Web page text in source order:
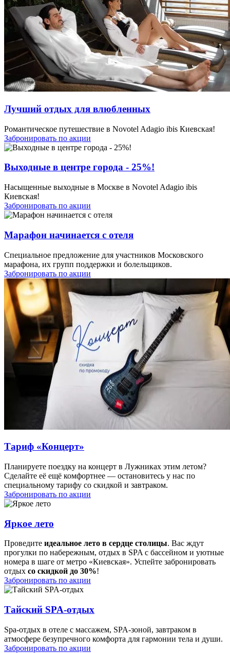
Лучший отдых для влюбленных
Романтическое путешествие в Novotel Adagio ibis Киевская!
Забронировать по акции
Выходные в центре города - 25%!
Насыщенные выходные в Москве в Novotel Adagio ibis
Киевская!
Забронировать по акции
Марафон начинается с отеля
Специальное предложение для участников Московского
марафона, их групп поддержки и болельщиков.
Забронировать по акции
Тариф «Концерт»
Планируете поездку на концерт в Лужниках этим летом?
Сделайте её ещё комфортнее — остановитесь у нас по
специальному тарифу со скидкой и завтраком.
Забронировать по акции
Яркое лето
Проведите идеальное лето в сердце столицы. Вас ждут
прогулки по набережным, отдых в SPA с бассейном и уютные
номера в шаге от метро «Киевская». Успейте забронировать
отдых со скидкой до 30%!
Забронировать по акции
Тайский SPA-отдых
Spa-отдых в отеле с массажем, SPA-зоной, завтраком в
атмосфере безупречного комфорта для гармонии тела и души.
Забронировать по акции